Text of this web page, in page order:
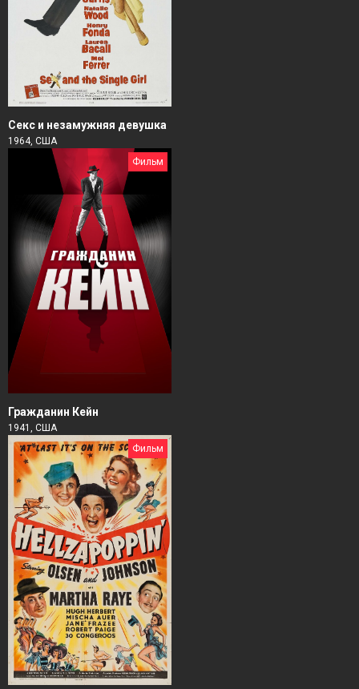
Секс и незамужняя девушка
1964, США
Фильм
Гражданин Кейн
1941, США
Фильм